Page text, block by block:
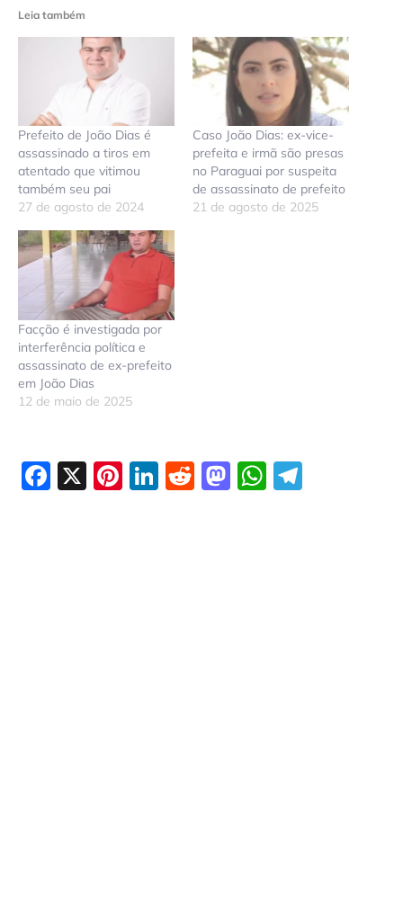
Leia também
Prefeito de João Dias é
assassinado a tiros em
atentado que vitimou
também seu pai
27 de agosto de 2024
Caso João Dias: ex-vice-
prefeita e irmã são presas
no Paraguai por suspeita
de assassinato de prefeito
21 de agosto de 2025
Facção é investigada por
interferência política e
assassinato de ex-prefeito
em João Dias
12 de maio de 2025
Facebook
X Pinterest
LinkedIn
Reddit
Mastodon